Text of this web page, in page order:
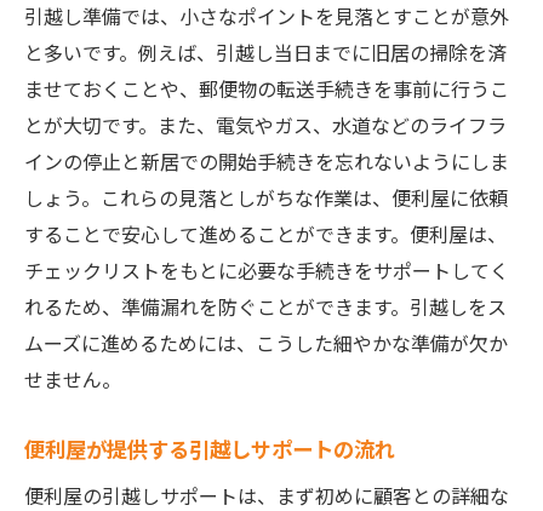
引越し準備では、小さなポイントを見落とすことが意外
と多いです。例えば、引越し当日までに旧居の掃除を済
ませておくことや、郵便物の転送手続きを事前に行うこ
とが大切です。また、電気やガス、水道などのライフラ
インの停止と新居での開始手続きを忘れないようにしま
しょう。これらの見落としがちな作業は、便利屋に依頼
することで安心して進めることができます。便利屋は、
チェックリストをもとに必要な手続きをサポートしてく
れるため、準備漏れを防ぐことができます。引越しをス
ムーズに進めるためには、こうした細やかな準備が欠か
せません。
便利屋が提供する引越しサポートの流れ
便利屋の引越しサポートは、まず初めに顧客との詳細な